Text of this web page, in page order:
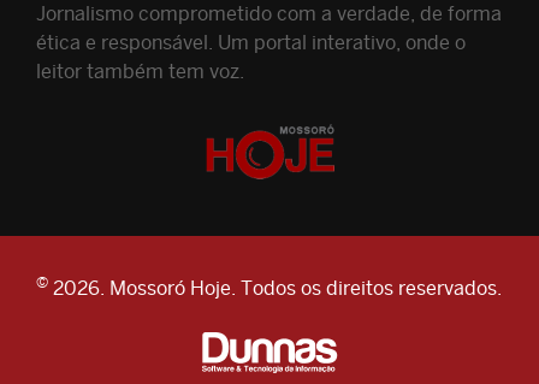
Jornalismo comprometido com a verdade, de forma
ética e responsável. Um portal interativo, onde o
leitor também tem voz.
© 2026. Mossoró Hoje. Todos os direitos reservados.